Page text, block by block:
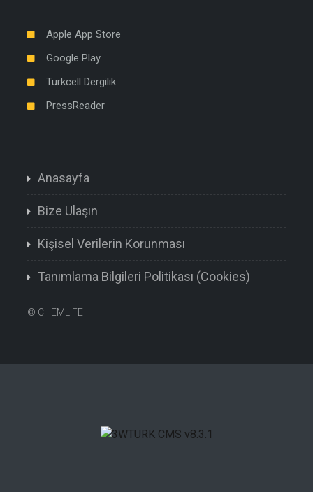
Apple App Store
Google Play
Turkcell Dergilik
PressReader
Anasayfa
Bize Ulaşın
Kişisel Verilerin Korunması
Tanımlama Bilgileri Politikası (Cookies)
© CHEMLIFE